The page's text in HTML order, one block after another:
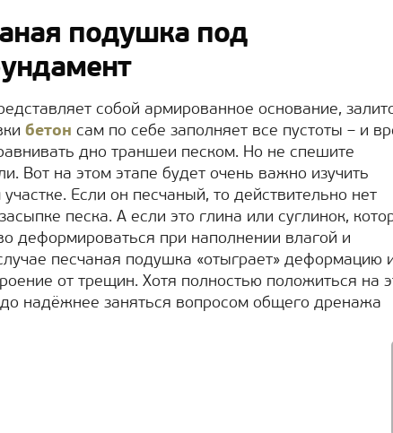
подушка под
собой армированное основание,
бетон сам по себе заполняет все пустоты – и
дно траншеи песком. Но не спешите
Вот на этом этапе будет очень важно изучить
Если он песчаный, то действительно нет
песка. А если это глина или суглинок,
деформироваться при наполнении влагой и
песчаная подушка «отыграет» деформацию
от трещин. Хотя полностью положиться на
надёжнее заняться вопросом общего дренажа